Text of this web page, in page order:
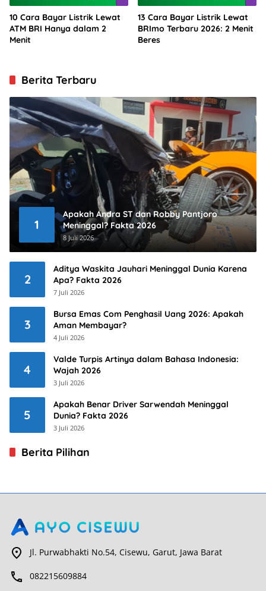
10 Cara Bayar Listrik Lewat
ATM BRI Hanya dalam 2
Menit
13 Cara Bayar Listrik Lewat
BRImo Terbaru 2026: 2 Menit
Beres
Berita Terbaru
1
Apakah Andra ST dan Robby Pantjoro
Meninggal? Fakta 2026
8 Juli 2026
2
Aditya Waskita Jauhari Meninggal Dunia Karena
Apa? Fakta 2026
7 Juli 2026
3
Bursa Emas Com Penghasil Uang 2026: Apakah
Aman Membayar?
4 Juli 2026
4
Valde Turpis Artinya dalam Bahasa Indonesia:
Wajah 2026
3 Juli 2026
5
Apakah Benar Driver Sarwendah Meninggal
Dunia? Fakta 2026
3 Juli 2026
Berita Pilihan
Jl. Purwabhakti No.54, Cisewu, Garut, Jawa Barat
082215609884